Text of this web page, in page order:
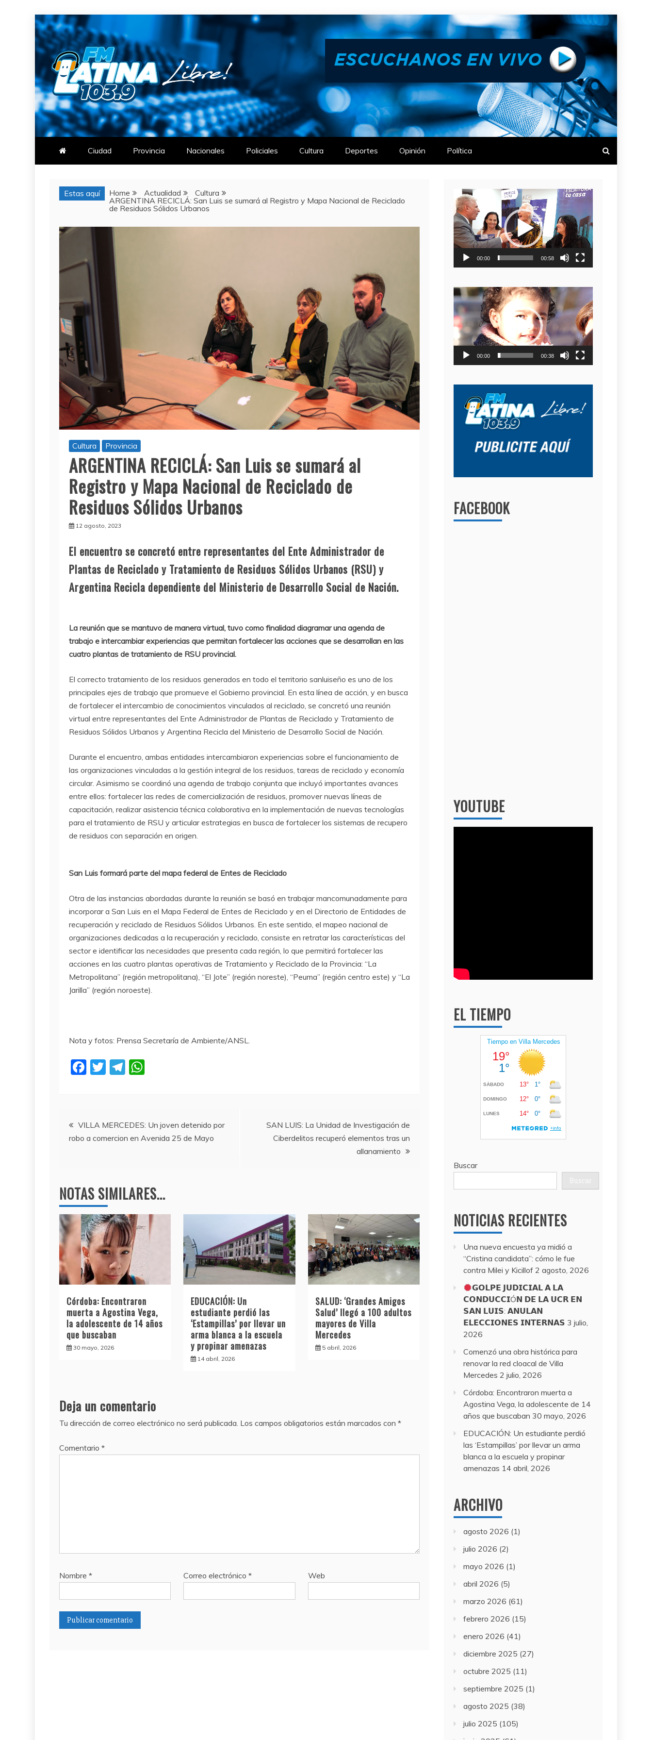
Skip
to
content
FM LATINA
NOTICIAS
Ciudad Provincia Nacionales Policiales Cultura Deportes Opinión Política
Estas aquí Home Actualidad
Cultura
ARGENTINA RECICLÁ: San Luis se sumará al Registro y Mapa Nacional de Reciclado
de Residuos Sólidos Urbanos
Cultura Provincia
ARGENTINA RECICLÁ: San Luis se sumará al
Registro y Mapa Nacional de Reciclado de
Residuos Sólidos Urbanos
12 agosto, 2023
El encuentro se concretó entre representantes del Ente Administrador de
Plantas de Reciclado y Tratamiento de Residuos Sólidos Urbanos (RSU) y
Argentina Recicla dependiente del Ministerio de Desarrollo Social de Nación.
La reunión que se mantuvo de manera virtual, tuvo como finalidad diagramar una agenda de
trabajo e intercambiar experiencias que permitan fortalecer las acciones que se desarrollan en las
cuatro plantas de tratamiento de RSU provincial.
El correcto tratamiento de los residuos generados en todo el territorio sanluiseño es uno de los
principales ejes de trabajo que promueve el Gobierno provincial. En esta línea de acción, y en busca
de fortalecer el intercambio de conocimientos vinculados al reciclado, se concretó una reunión
virtual entre representantes del Ente Administrador de Plantas de Reciclado y Tratamiento de
Residuos Sólidos Urbanos y Argentina Recicla del Ministerio de Desarrollo Social de Nación.
Durante el encuentro, ambas entidades intercambiaron experiencias sobre el funcionamiento de
las organizaciones vinculadas a la gestión integral de los residuos, tareas de reciclado y economía
circular. Asimismo se coordinó una agenda de trabajo conjunta que incluyó importantes avances
entre ellos: fortalecer las redes de comercialización de residuos, promover nuevas líneas de
capacitación, realizar asistencia técnica colaborativa en la implementación de nuevas tecnologías
para el tratamiento de RSU y articular estrategias en busca de fortalecer los sistemas de recupero
de residuos con separación en origen.
San Luis formará parte del mapa federal de Entes de Reciclado
Otra de las instancias abordadas durante la reunión se basó en trabajar mancomunadamente para
incorporar a San Luis en el Mapa Federal de Entes de Reciclado y en el Directorio de Entidades de
recuperación y reciclado de Residuos Sólidos Urbanos. En este sentido, el mapeo nacional de
organizaciones dedicadas a la recuperación y reciclado, consiste en retratar las características del
sector e identificar las necesidades que presenta cada región, lo que permitirá fortalecer las
acciones en las cuatro plantas operativas de Tratamiento y Reciclado de la Provincia: “La
Metropolitana” (región metropolitana), “El Jote” (región noreste), “Peuma” (región centro este) y “La
Jarilla” (región noroeste).
Nota y fotos: Prensa Secretaría de Ambiente/ANSL.
F
b
o
T
T
a
m
A
p
Navegación
de
VILLA MERCEDES: Un joven detenido por
robo a comercion en Avenida 25 de Mayo
SAN LUIS: La Unidad de Investigación de
Ciberdelitos recuperó elementos tras un
allanamiento
NOTAS SIMILARES...
Córdoba: Encontraron
muerta a Agostina Vega,
la adolescente de 14 años
que buscaban
30 mayo, 2026
EDUCACIÓN: Un
estudiante perdió las
‘Estampillas’ por llevar un
arma blanca a la escuela
y propinar amenazas
14 abril, 2026
SALUD: ‘Grandes Amigos
Salud’ llegó a 100 adultos
mayores de Villa
Mercedes
5 abril, 2026
Deja un comentario
Tu dirección de correo electrónico no será publicada. Los campos obligatorios están marcados con *
Comentario *
Nombre * Correo electrónico* Web
Reproductor
de
video
00:00 00:58
Reproductor
de
video
00:00 00:38
FACEBOOK
YOUTUBE
EL TIEMPO
Buscar
Buscar
NOTICIAS RECIENTES
Una nueva encuesta ya midió a
“Cristina candidata”: cómo le fue
contra Milei y Kicillof 2 agosto, 2026
𝗚𝗢𝗟𝗣𝗘 𝗝𝗨𝗗𝗜𝗖𝗜𝗔𝗟 𝗔 𝗟𝗔
𝗖𝗢𝗡𝗗𝗨𝗖𝗖𝗜Ó𝗡 𝗗𝗘 𝗟𝗔 𝗨𝗖𝗥 𝗘𝗡
𝗦𝗔𝗡 𝗟𝗨𝗜𝗦: 𝗔𝗡𝗨𝗟𝗔𝗡
𝗘𝗟𝗘𝗖𝗖𝗜𝗢𝗡𝗘𝗦 𝗜𝗡𝗧𝗘𝗥𝗡𝗔𝗦 3 julio,
2026
Comenzó una obra histórica para
renovar la red cloacal de Villa
Mercedes 2 julio, 2026
Córdoba: Encontraron muerta a
Agostina Vega, la adolescente de 14
años que buscaban 30 mayo, 2026
EDUCACIÓN: Un estudiante perdió
las ‘Estampillas’ por llevar un arma
blanca a la escuela y propinar
amenazas 14 abril, 2026
ARCHIVO
agosto 2026 (1)
julio 2026 (2)
mayo 2026 (1)
abril 2026 (5)
marzo 2026 (61)
febrero 2026 (15)
enero 2026 (41)
diciembre 2025 (27)
octubre 2025 (11)
septiembre 2025 (1)
agosto 2025 (38)
julio 2025 (105)